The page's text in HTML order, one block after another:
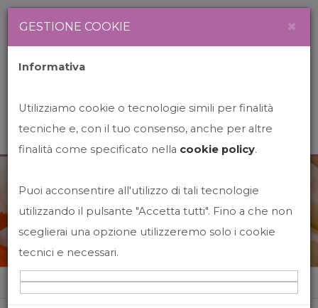
News&Events
Home News&events
GESTIONE COOKIE ×
Informativa
Utilizziamo cookie o tecnologie simili per finalità
tecniche e, con il tuo consenso, anche per altre
finalità come specificato nella cookie policy.
Puoi acconsentire all'utilizzo di tali tecnologie
utilizzando il pulsante "Accetta tutti". Fino a che non
sceglierai una opzione utilizzeremo solo i cookie
tecnici e necessari.